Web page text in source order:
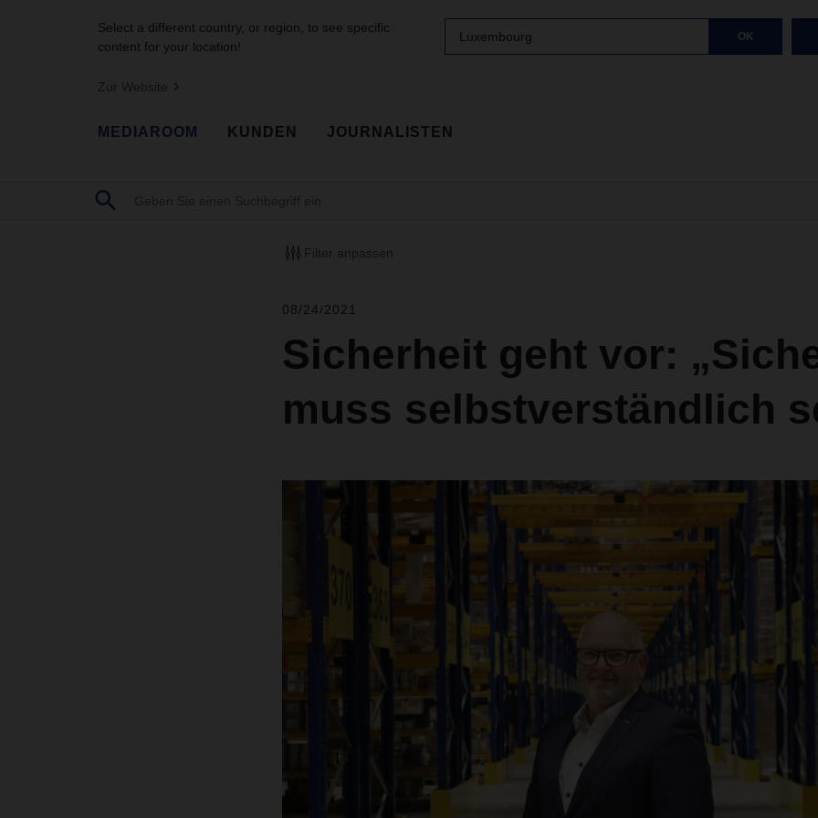
Select a different country, or region, to see specific
content for your location!
Luxembourg OK
Zur Website
MEDIAROOM KUNDEN JOURNALISTEN
Filter anpassen
08/24/2021
Sicherheit geht vor:
muss selbstverständlich